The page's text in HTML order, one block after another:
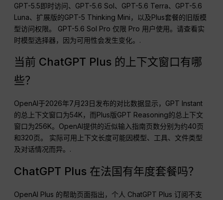
GPT-5.5即时访问、GPT-5.6 Sol、GPT-5.6 Terra、GPT-5.6
Luna、扩展版的GPT-5 Thinking Mini，以及Plus套餐的旧版模
型访问权限。 GPT-5.6 Sol Pro 仅限 Pro 用户使用。请查看实
时模型选择器，因为可用性会发生变化。.
当前 ChatGPT Plus 的上下文窗口有哪
些？
OpenAI于2026年7月23日发布的对比数据显示，GPT Instant
的总上下文窗口为54K，而Plus版GPT Reasoning的总上下文
窗口为256K。OpenAI提供的近似输入指南页数分别为约40页
和320页。 实际可用上下文长度可能因模型、工具、文件类型
及对话情况而异。.
ChatGPT Plus 在法国有年度套餐吗？
OpenAI Plus 的帮助页面指出，个人 ChatGPT Plus 订阅不支